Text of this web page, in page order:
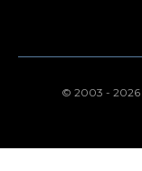
© 2003 - 2026